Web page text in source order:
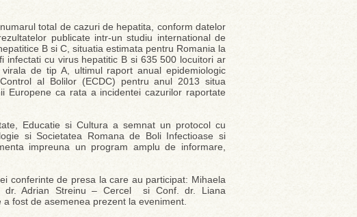
total de cazuri de hepatita, conform datelor
publicate intr-un studiu international de
B si C, situatia estimata pentru Romania la
cu virus hepatitic B si 635 500 locuitori ar
de tip A, ultimul raport anual epidemiologic
al Bolilor (ECDC) pentru anul 2013 situa
Europene ca rata a incidentei cazurilor raportate
Educatie si Cultura a semnat un protocol cu
si Societatea Romana de Boli Infectioase si
impreuna un program amplu de informare,
conferinte de presa la care au participat: Mihaela
dr. Adrian Streinu – Cercel si Conf. dr. Liana
fost de asemenea prezent la eveniment.